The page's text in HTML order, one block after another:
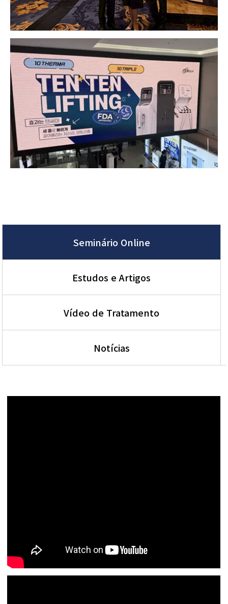
Seminário Online
Estudos e Artigos
Vídeo de Tratamento
Notícias